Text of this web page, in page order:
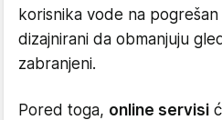
korisnika vode na
dizajnirani da obmanjuju
zabranjeni.
Pored toga, online servisi